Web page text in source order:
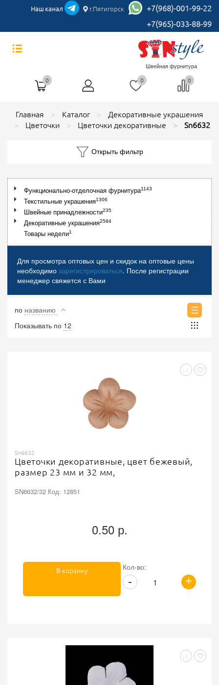
Наш канал г.Пятигорск
+7(968)-001-99-22
+7(965)-033-88-99
Швейная фурнитура
0 0 0
Главная Каталог
Декоративные украшения
Цветочки
Цветочки декоративные Sn6632
Открыть фильтр
Функционально-отделочная фурнитура1143
Текстильные украшения1306
Швейные принадлежности235
Декоративные украшения2584
Товары недели1
Для просмотра оптовых цен и скидок на оптовые цены
необходимо зарегистрироваться. После регистрации
менеджер свяжется с Вами
по названию
Показывать по 12
Sn6632
Цветочки декоративные, цвет бежевый,
размер 23 мм и 32 мм,
SN6632/32 Код: 12851
0.50 р.
Кол-во:
+
-
В корзину